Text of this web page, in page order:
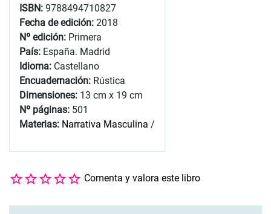
ISBN: 9788494710827
Fecha de edición: 2018
Nº edición: Primera
País: España. Madrid
Idioma: Castellano
Encuadernación: Rústica
Dimensiones: 13 cm x 19 cm
Nº páginas: 501
Materias: Narrativa Masculina /
Comenta y valora este libro